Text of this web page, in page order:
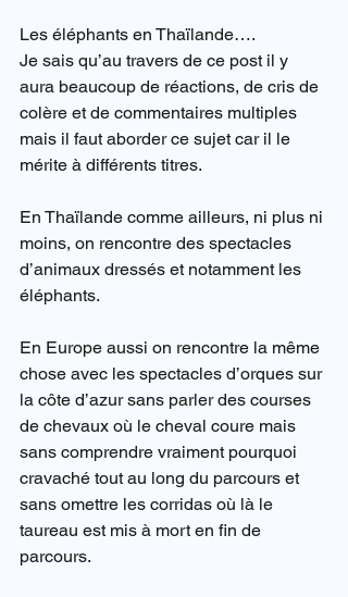
Les éléphants en Thaïlande….
Je sais qu’au travers de ce post il y
aura beaucoup de réactions, de cris de
colère et de commentaires multiples
mais il faut aborder ce sujet car il le
mérite à différents titres.
En Thaïlande comme ailleurs, ni plus ni
moins, on rencontre des spectacles
d’animaux dressés et notamment les
éléphants.
En Europe aussi on rencontre la même
chose avec les spectacles d’orques sur
la côte d’azur sans parler des courses
de chevaux où le cheval coure mais
sans comprendre vraiment pourquoi
cravaché tout au long du parcours et
sans omettre les corridas où là le
taureau est mis à mort en fin de
parcours.